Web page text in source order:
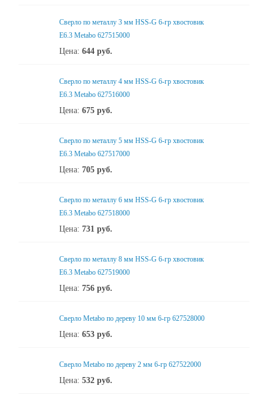
Сверло по металлу 3 мм HSS-G 6-гр хвостовик
Е6.3 Metabo 627515000
Цена: 644 руб.
Сверло по металлу 4 мм HSS-G 6-гр хвостовик
Е6.3 Metabo 627516000
Цена: 675 руб.
Сверло по металлу 5 мм HSS-G 6-гр хвостовик
Е6.3 Metabo 627517000
Цена: 705 руб.
Сверло по металлу 6 мм HSS-G 6-гр хвостовик
Е6.3 Metabo 627518000
Цена: 731 руб.
Сверло по металлу 8 мм HSS-G 6-гр хвостовик
Е6.3 Metabo 627519000
Цена: 756 руб.
Сверло Metabo по дереву 10 мм 6-гр 627528000
Цена: 653 руб.
Сверло Metabo по дереву 2 мм 6-гр 627522000
Цена: 532 руб.